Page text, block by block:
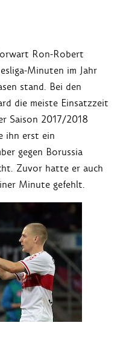
Ron-Robert
Minuten im Jahr
stand. Bei den
die meiste Einsatzzeit
Saison 2017/2018
ihn erst ein
gegen Borussia
Zuvor hatte er auch
Minute gefehlt.